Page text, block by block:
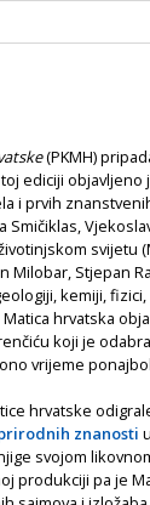
(PKMH)
ediciji objavljeno
i prvih
svijetu
Milobar, Stjepan
kemiji,
Matica hrvatska
koji je
vrijeme
hrvatske
znanosti
svojom
produkciji pa je